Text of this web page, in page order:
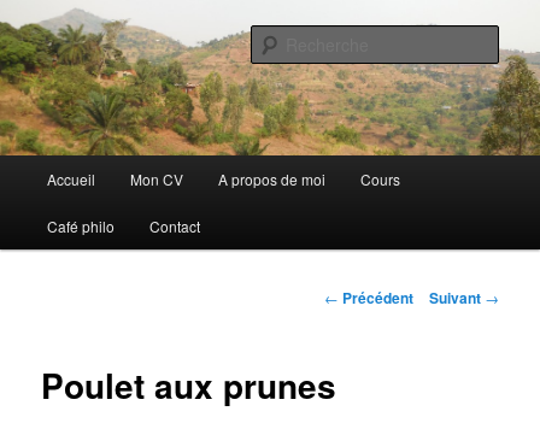
au
contenu
principalGuillaume Nicaise
Discovery
principal
Accueil Mon CV A propos de moi Cours
Café philo Contact
Navigation
← Précédent Suivant →
Poulet aux prunes